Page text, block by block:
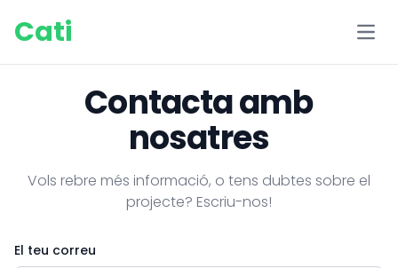
Cati
Contacta amb
nosatres
Vols rebre més informació, o tens dubtes sobre el
projecte? Escriu-nos!
El teu correu